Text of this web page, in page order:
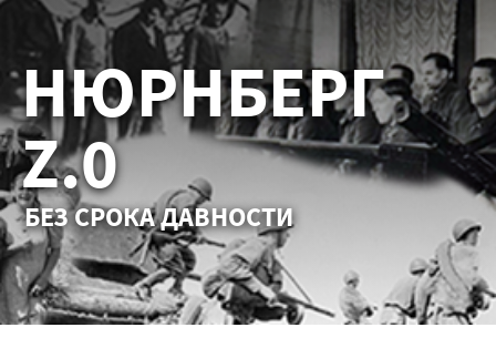
НЮРНБЕРГ
Z.0
БЕЗ СРОКА ДАВНОСТИ